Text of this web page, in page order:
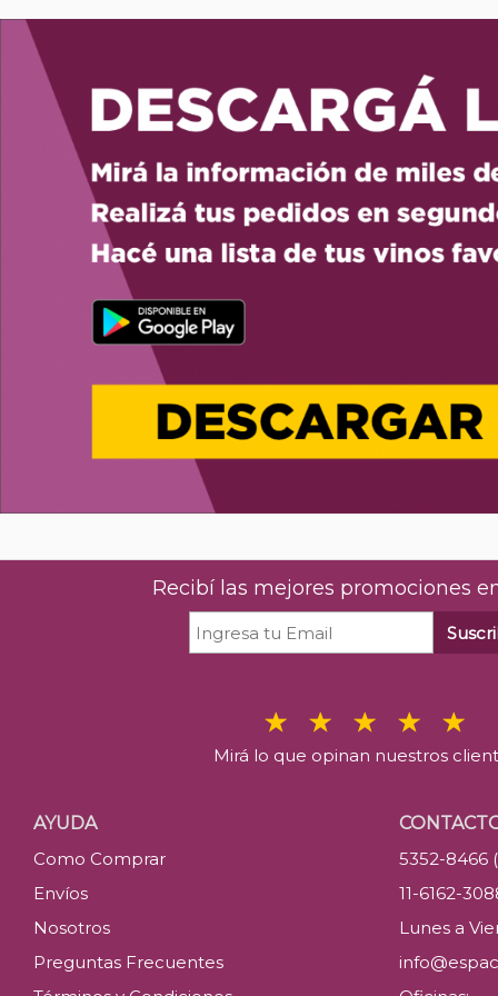
Recibí las mejores promociones
Mirá lo que opinan nuestros
AYUDA
Como Comprar
Envíos
Nosotros
Preguntas Frecuentes
5352-8466
11-6162-
Lunes a